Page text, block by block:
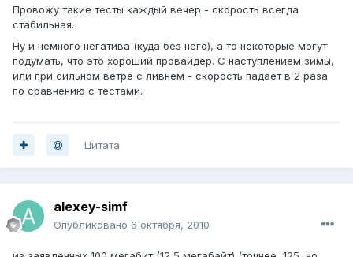
Провожу такие тесты каждый вечер - скорость всегда
стабильная.
Ну и немного негатива (куда без него), а то некоторые могут
подумать, что это хороший провайдер. С наступлением зимы,
или при сильном ветре с ливнем - скорость падает в 2 раза
по сравнению с тестами.
Цитата
alexey-simf
Опубликовано 6 октября, 2010